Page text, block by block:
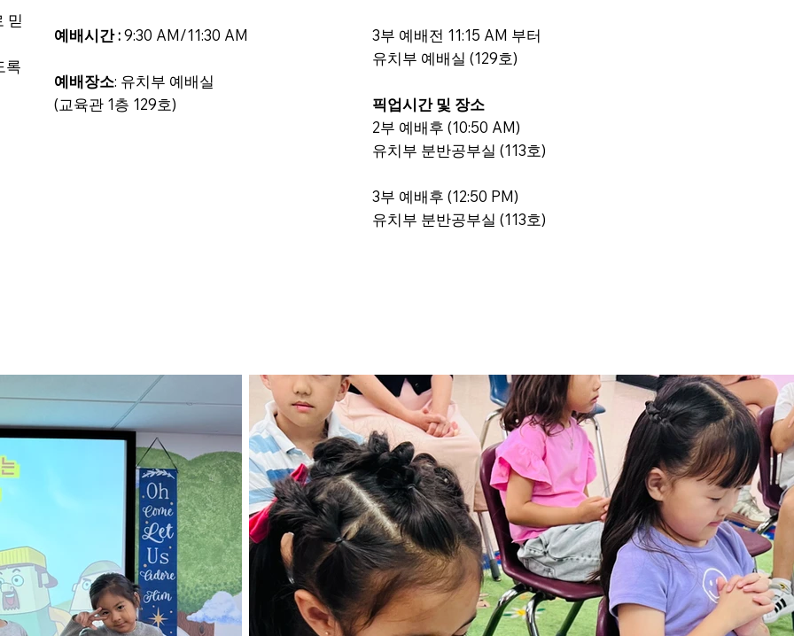
믿
록
예배시간 :9:30 AM/11:30 AM
예배장소: 유치부 예배실
(교육관 1층 129호)
3부 예배전 11:15 AM 부터
유치부 예배실 (129호)
픽업시간 및 장소
2부 예배후 (10:50 AM)
유치부 분반공부실 (113호)
3부 예배후 (12:50 PM)
유치부 분반공부실 (113호)